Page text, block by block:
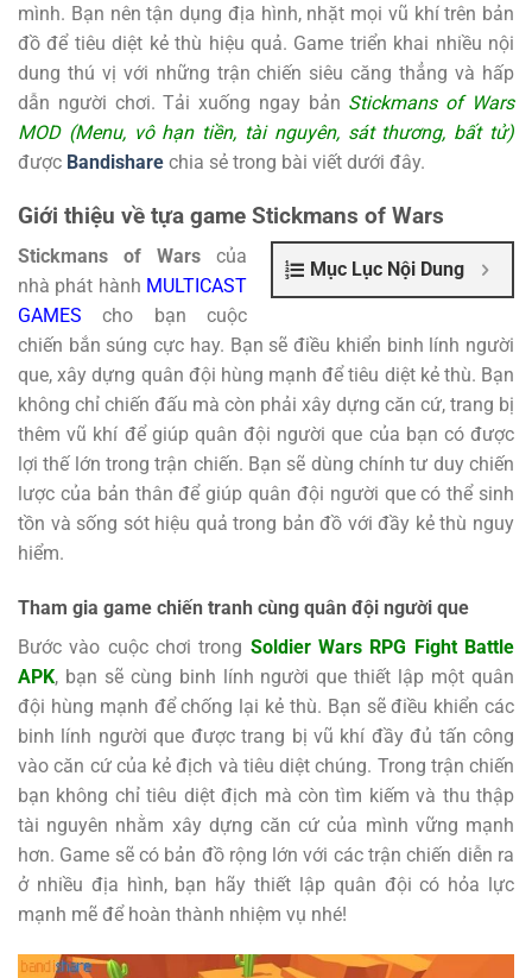
mình. Bạn nên tận dụng địa hình, nhặt mọi vũ khí trên bản
đồ để tiêu diệt kẻ thù hiệu quả. Game triển khai nhiều nội
dung thú vị với những trận chiến siêu căng thẳng và hấp
dẫn người chơi. Tải xuống ngay bản Stickmans of Wars
MOD (Menu, vô hạn tiền, tài nguyên, sát thương, bất tử)
được Bandishare chia sẻ trong bài viết dưới đây.
Giới thiệu về tựa game Stickmans of Wars
Mục Lục Nội Dung
Stickmans of Wars của
nhà phát hành MULTICAST
GAMES cho bạn cuộc
chiến bắn súng cực hay. Bạn sẽ điều khiển binh lính người
que, xây dựng quân đội hùng mạnh để tiêu diệt kẻ thù. Bạn
không chỉ chiến đấu mà còn phải xây dựng căn cứ, trang bị
thêm vũ khí để giúp quân đội người que của bạn có được
lợi thế lớn trong trận chiến. Bạn sẽ dùng chính tư duy chiến
lược của bản thân để giúp quân đội người que có thể sinh
tồn và sống sót hiệu quả trong bản đồ với đầy kẻ thù nguy
hiểm.
Tham gia game chiến tranh cùng quân đội người que
Bước vào cuộc chơi trong Soldier Wars RPG Fight Battle
APK, bạn sẽ cùng binh lính người que thiết lập một quân
đội hùng mạnh để chống lại kẻ thù. Bạn sẽ điều khiển các
binh lính người que được trang bị vũ khí đầy đủ tấn công
vào căn cứ của kẻ địch và tiêu diệt chúng. Trong trận chiến
bạn không chỉ tiêu diệt địch mà còn tìm kiếm và thu thập
tài nguyên nhằm xây dựng căn cứ của mình vững mạnh
hơn. Game sẽ có bản đồ rộng lớn với các trận chiến diễn ra
ở nhiều địa hình, bạn hãy thiết lập quân đội có hỏa lực
mạnh mẽ để hoàn thành nhiệm vụ nhé!